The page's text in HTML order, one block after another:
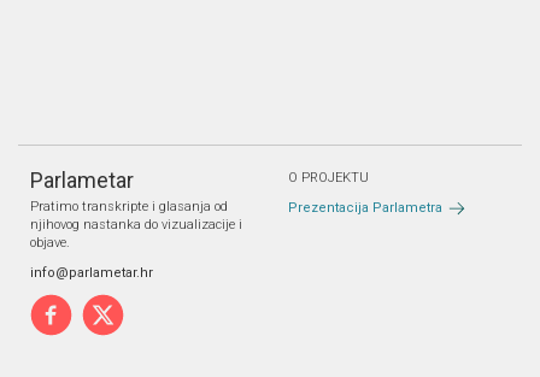
Parlametar
Pratimo transkripte i glasanja od
njihovog nastanka do vizualizacije i
objave.
info@parlametar.hr
O PROJEKTU
Prezentacija Parlametra